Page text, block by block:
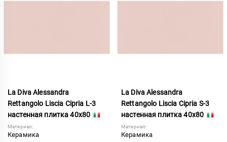
La Diva Alessandra
Rettangolo Liscia Cipria L-3
настенная плитка 40x80
Материал:
Керамика
La Diva Alessandra
Rettangolo Liscia Cipria S-3
настенная плитка 40x80
Материал:
Керамика